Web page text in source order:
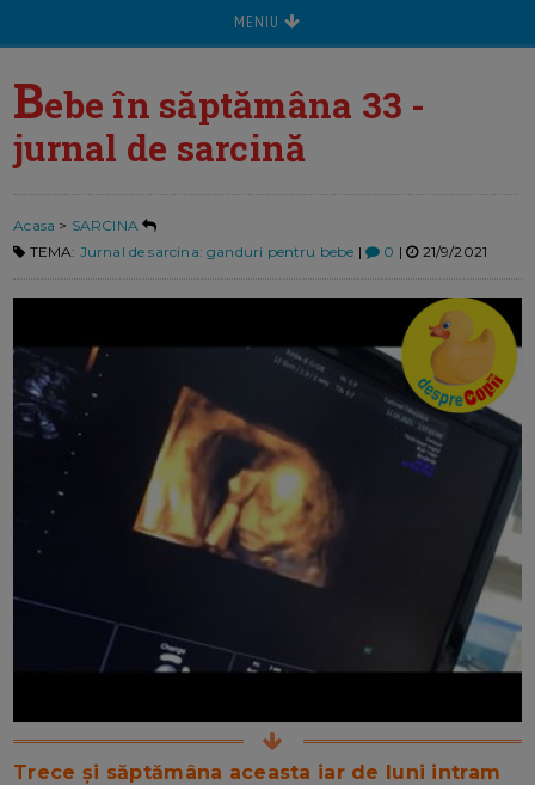
MENIU
Bebe în săptămâna 33 -
jurnal de sarcină
Acasa > SARCINA
TEMA: Jurnal de sarcina: ganduri pentru bebe | 0 | 21/9/2021
Trece și săptămâna aceasta iar de luni intram